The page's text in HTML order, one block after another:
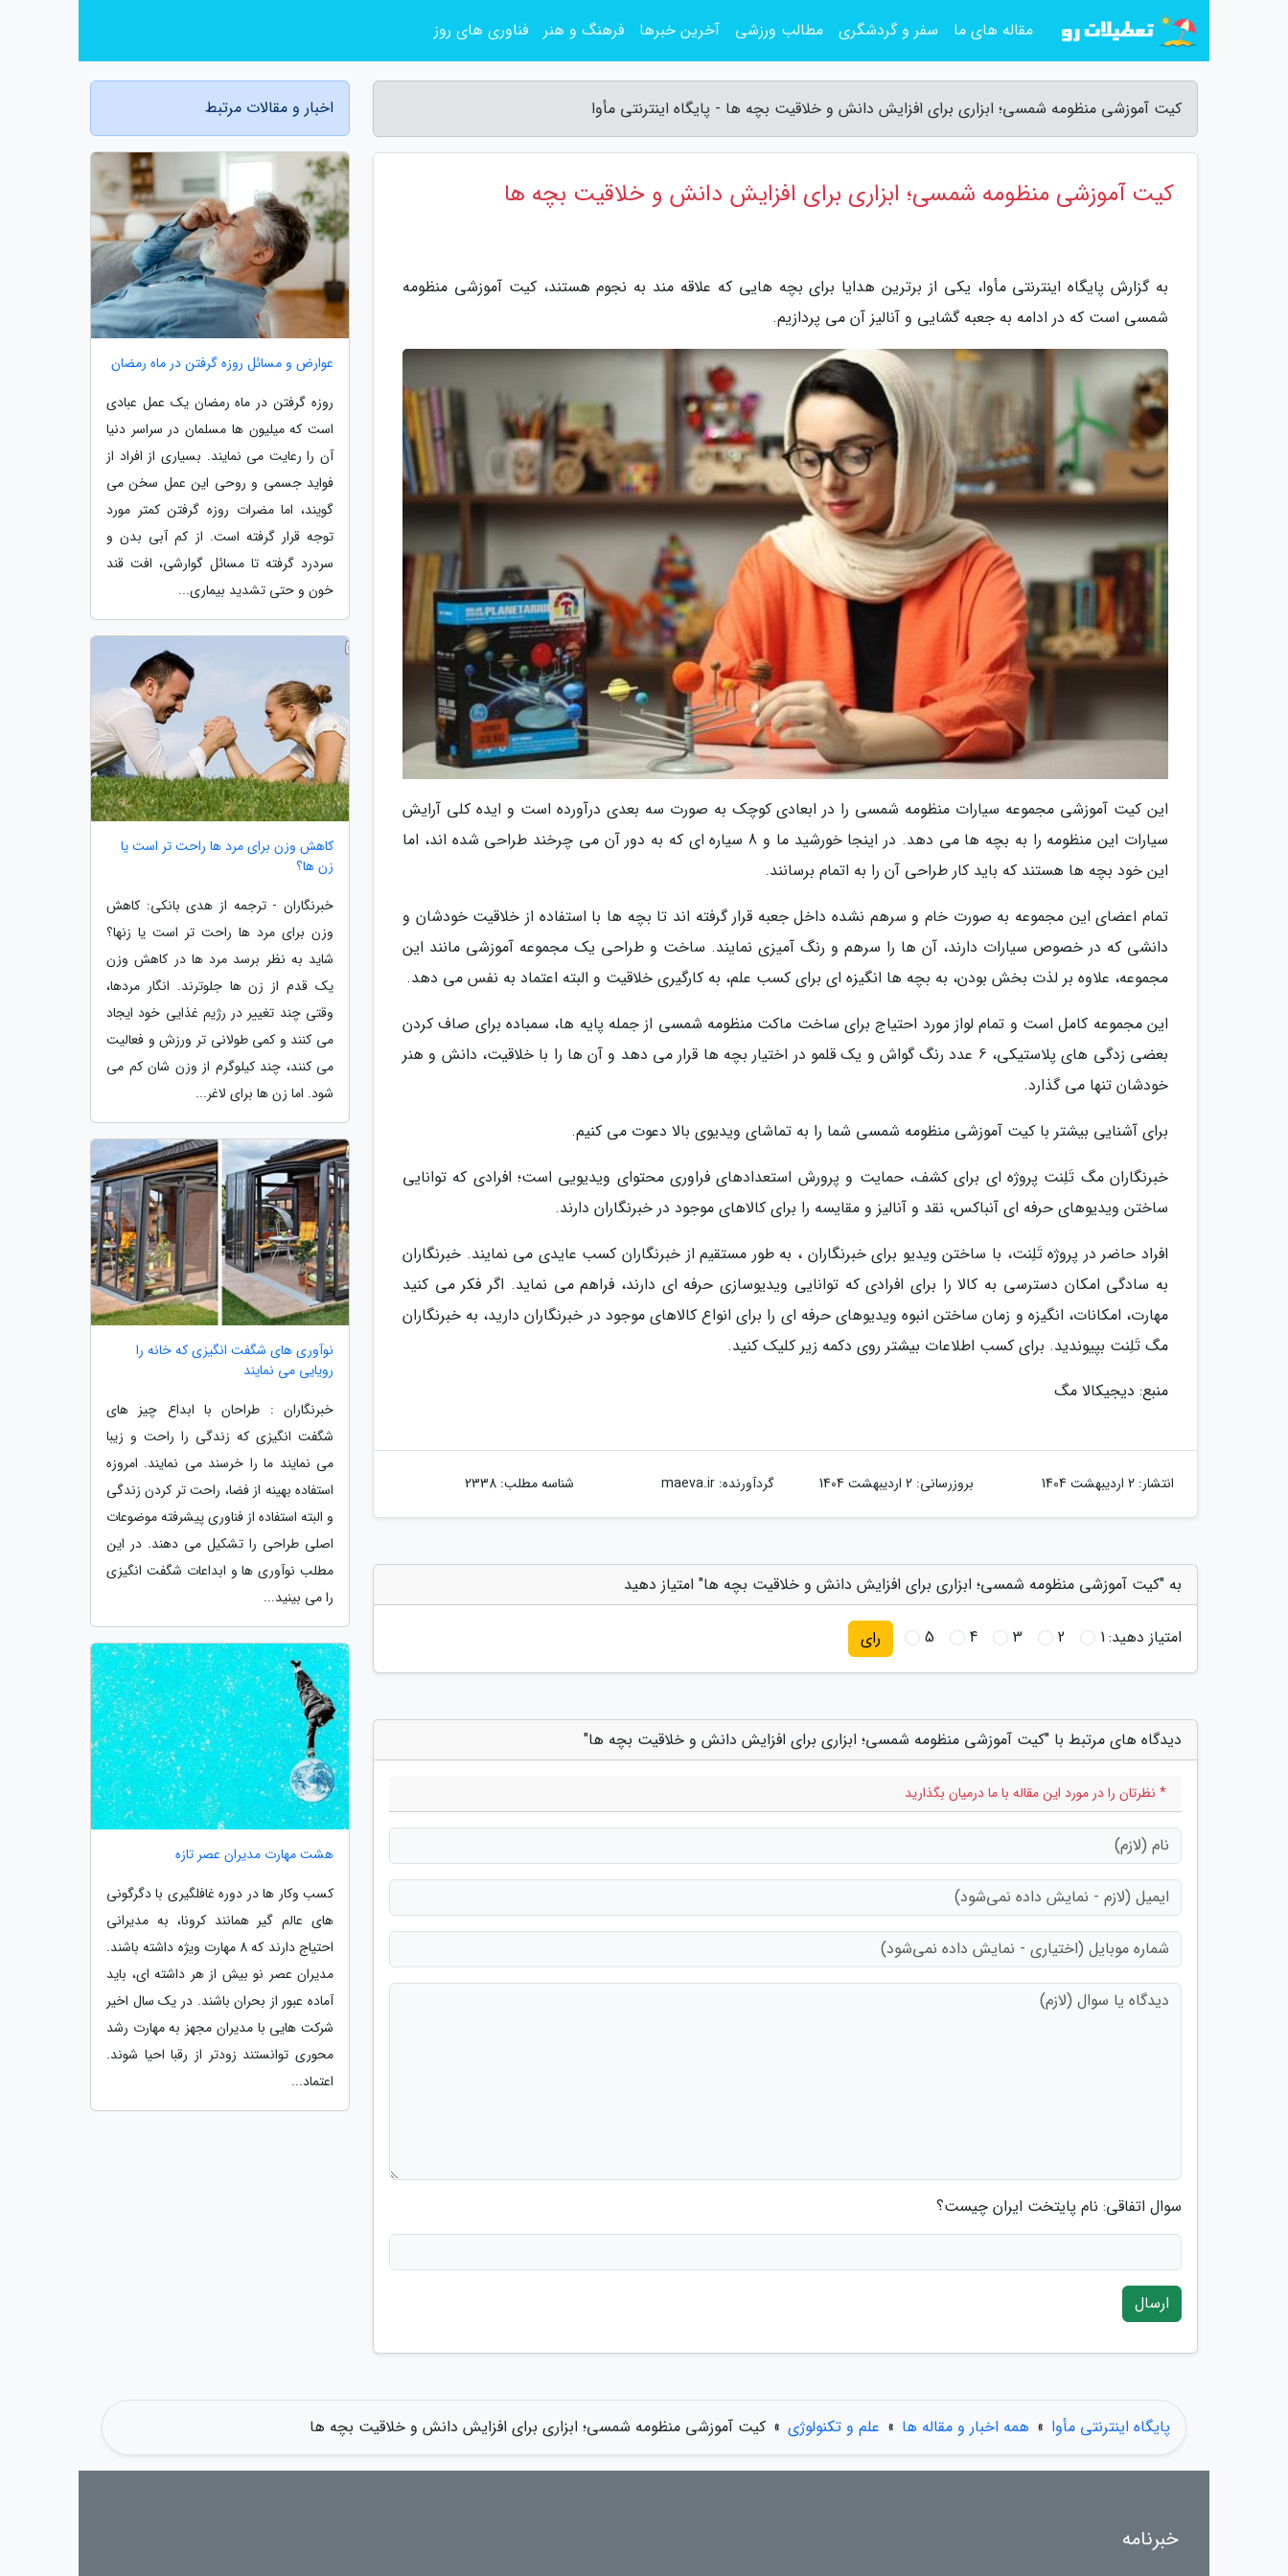
کیت آموزشی منظومه شمسی؛ ابزاری برای افزایش دانش و خلاقیت بچه ها - پایگاه اینترنتی مأوا
کیت آموزشی منظومه شمسی؛ ابزاری برای افزایش دانش و خلاقیت بچه ها
به گزارش پایگاه اینترنتی مأوا، یکی از برترین هدایا برای بچه هایی که علاقه مند به نجوم هستند، کیت آموزشی منظومه
شمسی است که در ادامه به جعبه گشایی و آنالیز آن می پردازیم.
این کیت آموزشی مجموعه سیارات منظومه شمسی را در ابعادی کوچک به صورت سه بعدی درآورده است و ایده کلی آرایش
سیارات این منظومه را به بچه ها می دهد. در اینجا خورشید ما و 8 سیاره ای که به دور آن می چرخند طراحی شده اند، اما
این خود بچه ها هستند که باید کار طراحی آن را به اتمام برسانند.
تمام اعضای این مجموعه به صورت خام و سرهم نشده داخل جعبه قرار گرفته اند تا بچه ها با استفاده از خلاقیت خودشان و
دانشی که در خصوص سیارات دارند، آن ها را سرهم و رنگ آمیزی نمایند. ساخت و طراحی یک مجموعه آموزشی مانند این
مجموعه، علاوه بر لذت بخش بودن، به بچه ها انگیزه ای برای کسب علم، به کارگیری خلاقیت و البته اعتماد به نفس می دهد.
این مجموعه کامل است و تمام لواز مورد احتیاج برای ساخت ماکت منظومه شمسی از جمله پایه ها، سمباده برای صاف کردن
بعضی زدگی های پلاستیکی، 6 عدد رنگ گواش و یک قلمو در اختیار بچه ها قرار می دهد و آن ها را با خلاقیت، دانش و هنر
خودشان تنها می گذارد.
برای آشنایی بیشتر با کیت آموزشی منظومه شمسی شما را به تماشای ویدیوی بالا دعوت می کنیم.
خبرنگاران مگ تَلِنت پروژه ای برای کشف، حمایت و پرورش استعدادهای فراوری محتوای ویدیویی است؛ افرادی که توانایی
ساختن ویدیوهای حرفه ای آنباکس، نقد و آنالیز و مقایسه را برای کالاهای موجود در خبرنگاران دارند.
افراد حاضر در پروژه تَلِنت، با ساختن ویدیو برای خبرنگاران ، به طور مستقیم از خبرنگاران کسب عایدی می نمایند. خبرنگاران
به سادگی امکان دسترسی به کالا را برای افرادی که توانایی ویدیوسازی حرفه ای دارند، فراهم می نماید. اگر فکر می کنید
مهارت، امکانات، انگیزه و زمان ساختن انبوه ویدیوهای حرفه ای را برای انواع کالاهای موجود در خبرنگاران دارید، به خبرنگاران
مگ تَلِنت بپیوندید. برای کسب اطلاعات بیشتر روی دکمه زیر کلیک کنید.
منبع: دیجیکالا مگ
انتشار: 2 اردیبهشت 1404 بروزرسانی: 2 اردیبهشت 1404 گردآورنده:maeva.ir شناسه مطلب: 2338
به "کیت آموزشی منظومه شمسی؛ ابزاری برای افزایش دانش و خلاقیت بچه ها" امتیاز دهید
امتیاز دهید:1
2
3
4
5 رای
دیدگاه های مرتبط با "کیت آموزشی منظومه شمسی؛ ابزاری برای افزایش دانش و خلاقیت بچه ها"
* نظرتان را در مورد این مقاله با ما درمیان بگذارید
سوال اتفاقی: نام پایتخت ایران چیست؟
ارسال
اخبار و مقالات مرتبط
عوارض و مسائل روزه گرفتن در ماه رمضان
روزه گرفتن در ماه رمضان یک عمل عبادی
است که میلیون ها مسلمان در سراسر دنیا
آن را رعایت می نمایند. بسیاری از افراد از
فواید جسمی و روحی این عمل سخن می
گویند، اما مضرات روزه گرفتن کمتر مورد
توجه قرار گرفته است. از کم آبی بدن و
سردرد گرفته تا مسائل گوارشی، افت قند
خون و حتی تشدید بیماری...
کاهش وزن برای مرد ها راحت تر است یا
زن ها؟
خبرنگاران - ترجمه از هدی بانکی: کاهش
وزن برای مرد ها راحت تر است یا زنها؟
شاید به نظر برسد مرد ها در کاهش وزن
یک قدم از زن ها جلوترند. انگار مردها،
وقتی چند تغییر در رژیم غذایی خود ایجاد
می کنند و کمی طولانی تر ورزش و فعالیت
می کنند، چند کیلوگرم از وزن شان کم می
شود. اما زن ها برای لاغر...
نوآوری های شگفت انگیزی که خانه را
رویایی می نمایند
خبرنگاران : طراحان با ابداع چیز های
شگفت انگیزی که زندگی را راحت و زیبا
می نمایند ما را خرسند می نمایند. امروزه
استفاده بهینه از فضا، راحت تر کردن زندگی
و البته استفاده از فناوری پیشرفته موضوعات
اصلی طراحی را تشکیل می دهند. در این
مطلب نوآوری ها و ابداعات شگفت انگیزی
را می بینید...
هشت مهارت مدیران عصر تازه
کسب وکار ها در دوره غافلگیری با دگرگونی
های عالم گیر همانند کرونا، به مدیرانی
احتیاج دارند که 8 مهارت ویژه داشته باشند.
مدیران عصر نو بیش از هر داشته ای، باید
آماده عبور از بحران باشند. در یک سال اخیر
شرکت هایی با مدیران مجهز به مهارت رشد
محوری توانستند زودتر از رقبا احیا شوند.
اعتماد...
پایگاه اینترنتی مأوا » همه اخبار و مقاله ها » علم و تکنولوژی » کیت آموزشی منظومه شمسی؛ ابزاری برای افزایش دانش و خلاقیت بچه ها
مقاله های ما سفر و گردشگری مطالب ورزشی آخرین خبرها فرهنگ و هنر فناوری های روز
خبرنامه